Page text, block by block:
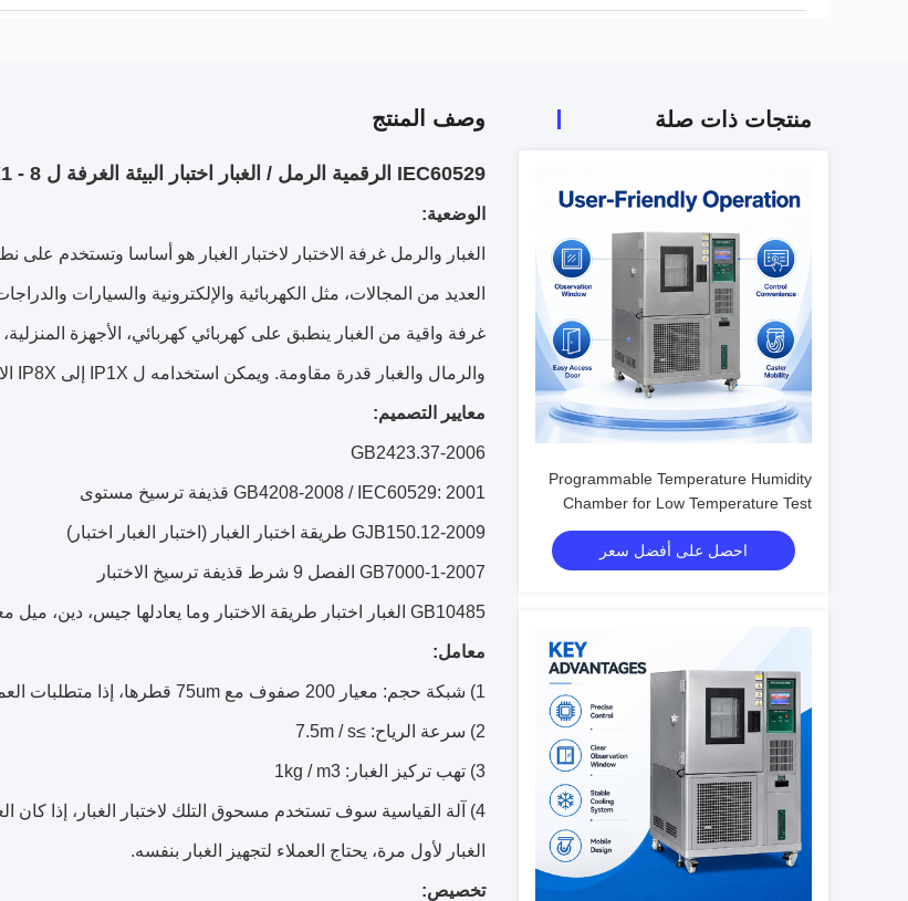
منتجات ذات صلة
Programmable Temperature Humidity
Chamber for Low Temperature Test
with Humidity Fluctuation ±0.1%R.H.
احصل على أفضل سعر
وصف المنتج
IEC60529 الرقمية الرمل / الغبار اختبار البيئة الغرفة ل IPX1 - 8 اختبار
الوضعية:
الغبار والرمل غرفة الاختبار لاختبار الغبار هو أساسا وتستخدم
العديد من المجالات، مثل الكهربائية والإلكترونية والسيارات
غرفة واقية من الغبار ينطبق على كهربائي كهربائي، الأجهزة المنزلية،
والرمال والغبار قدرة مقاومة. ويمكن استخدامه ل IP1X إلى IP8X الاختبار.
معايير التصميم:
GB2423.37-2006
GB4208-2008 / IEC60529: 2001 قذيفة ترسيخ مستوى
GJB150.12-2009 طريقة اختبار الغبار (اختبار الغبار اختبار)
GB7000-1-2007 الفصل 9 شرط قذيفة ترسيخ الاختبار
GB10485 الغبار اختبار طريقة الاختبار وما يعادلها جيس، دين، ميل معيار الاختبار
معامل:
1) شبكة حجم: معيار 200 صفوف مع 75um قطرها، إذا متطلبات العملاء الخاصة، يمكننا تجهيز ماكس قطرها 200um ل 75 صفوف
2) سرعة الرياح: ≥7.5m / s
3) تهب تركيز الغبار: 1kg / m3
4) آلة القياسية سوف تستخدم مسحوق التلك لاختبار الغبار، إذا كان
الغبار لأول مرة، يحتاج العملاء لتجهيز الغبار بنفسه.
تخصيص: